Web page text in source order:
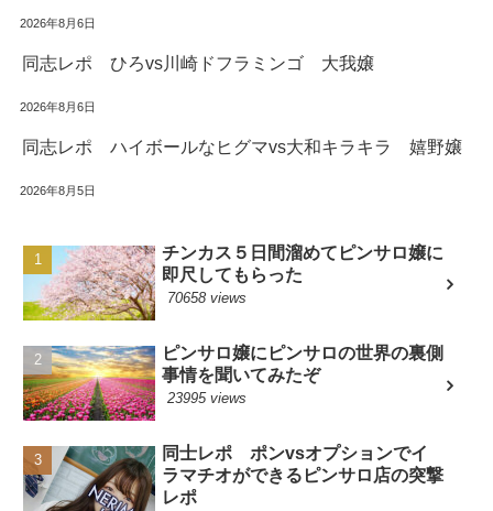
2026年8月6日
同志レポ ひろvs川崎ドフラミンゴ 大我嬢
2026年8月6日
同志レポ ハイボールなヒグマvs大和キラキラ 嬉野嬢
2026年8月5日
チンカス５日間溜めてピンサロ嬢に
即尺してもらった
70658 views
ピンサロ嬢にピンサロの世界の裏側
事情を聞いてみたぞ
23995 views
同士レポ ポンvsオプションでイ
ラマチオができるピンサロ店の突撃
レポ